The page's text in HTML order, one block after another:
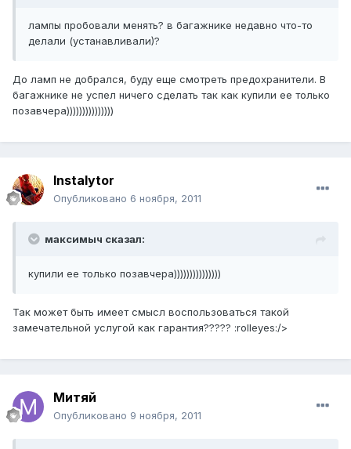
лампы пробовали менять? в багажнике недавно что-то
делали (устанавливали)?
До ламп не добрался, буду еще смотреть предохранители. В
багажнике не успел ничего сделать так как купили ее только
позавчера)))))))))))))))
Instalytor
Опубликовано 6 ноября, 2011
максимыч сказал:
купили ее только позавчера)))))))))))))))
Так может быть имеет смысл воспользоваться такой
замечательной услугой как гарантия????? :rolleyes:/>
Митяй
Опубликовано 9 ноября, 2011